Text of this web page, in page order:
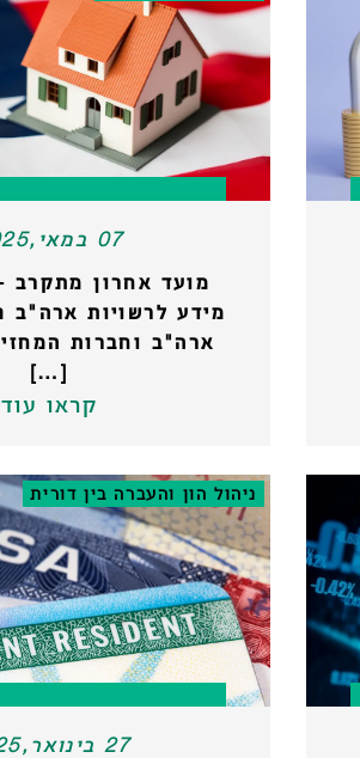
07 במאי,2025
מועד אחרון מתקרב
מידע לרשויות ארה"ב
ארה"ב וחברות
[…]
קראו עוד
ניהול הון והעברה בין דורית
27 בינואר,2025